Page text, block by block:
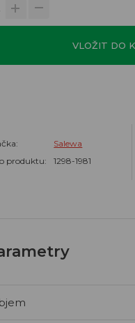
VLOŽIT DO
Salewa
produktu:
1298-1981